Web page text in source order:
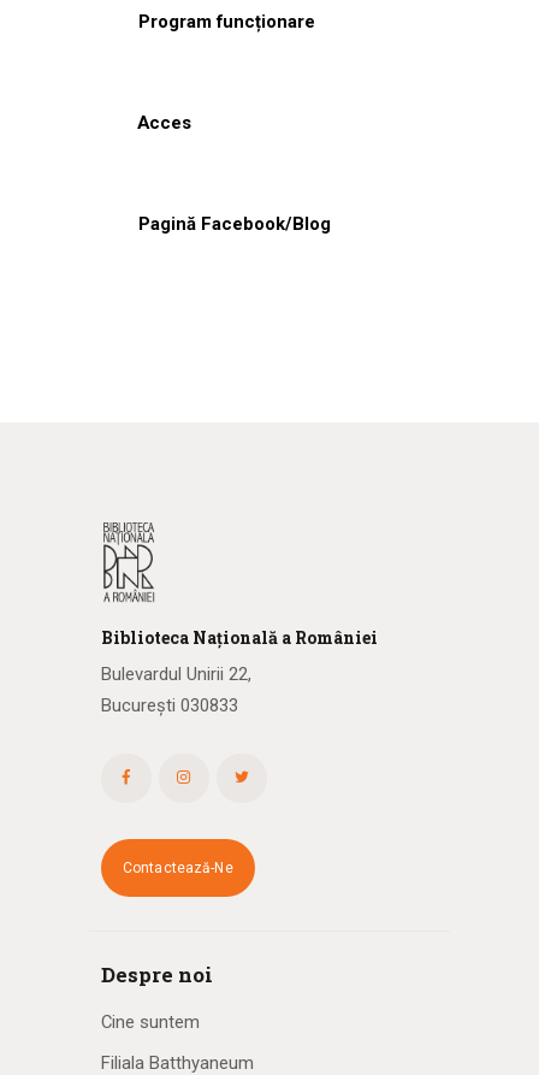
Program funcționare
Acces
Pagină Facebook/Blog
Biblioteca Națională a României
Bulevardul Unirii 22,
București 030833
Contactează-Ne
Despre noi
Cine suntem
Filiala Batthyaneum